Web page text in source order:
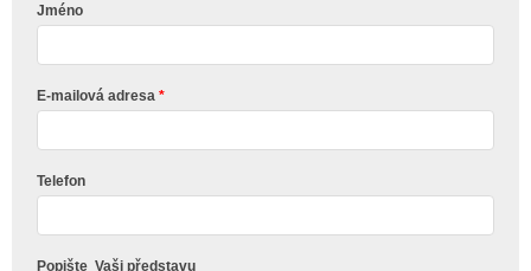
Jméno
E-mailová adresa
Telefon
Popište Vaši představu